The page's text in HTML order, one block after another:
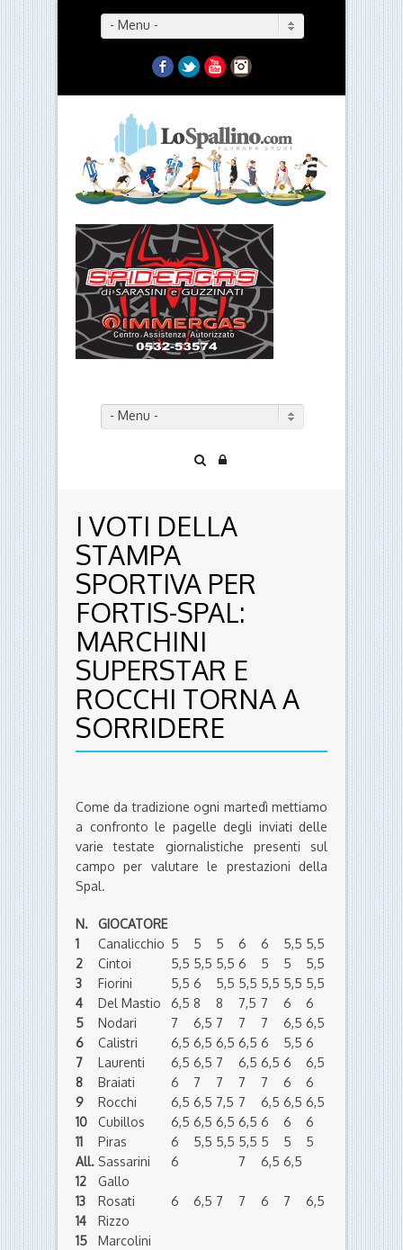
- Menu -
Facebook
TwitterYouTubeInstagram
- Menu -
I VOTI DELLA
STAMPA
SPORTIVA PER
FORTIS-SPAL:
MARCHINI
SUPERSTAR E
ROCCHI TORNA A
SORRIDERE
Come da tradizione ogni martedì mettiamo
a confronto le pagelle degli inviati delle
varie testate giornalistiche presenti sul
campo per valutare le prestazioni della
Spal.
N.
GIOCATORE
1
Canalicchio 5 5 5 6 6 5,5 5,5
2
Cintoi 5,5 5,5 5,5 6 5 5
5,5
3
Fiorini 5,5 6 5,5 5,5 5,5 5,5 5,5
4
Del Mastio 6,5 8 8 7,5 7 6
6
5
Nodari 7 6,5 7 7 7 6,5 6,5
6
Calistri 6,5 6,5 6,5 6,5 6 5,5 6
7
Laurenti 6,5 6,5 7 6,5 6,5 6
6,5
8
Braiati 6 7 7 7 7 6
6
9
Rocchi 6,5 6,5 7,5 7 6,5 6,5 6,5
10
Cubillos 6,5 6,5 6,5 6,5 6 6
6
11
Piras 6 5,5 5,5 5,5 5 5
5
All. Sassarini 6 7 6,5 6,5
12
Gallo
13
Rosati 6 6,5 7 7 6 7
6,5
14
Rizzo
15
Marcolini